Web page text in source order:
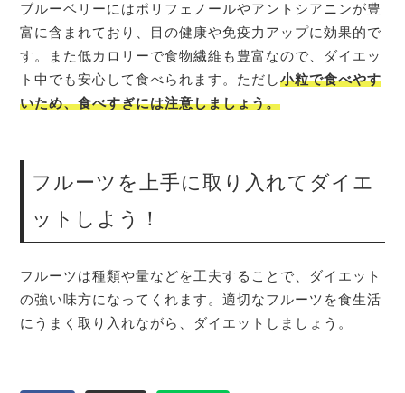
ブルーベリーにはポリフェノールやアントシアニンが豊
富に含まれており、目の健康や免疫力アップに効果的で
す。また低カロリーで食物繊維も豊富なので、ダイエッ
ト中でも安心して食べられます。ただし小粒で食べやす
いため、食べすぎには注意しましょう。
フルーツを上手に取り入れてダイエ
ットしよう！
フルーツは種類や量などを工夫することで、ダイエット
の強い味方になってくれます。適切なフルーツを食生活
にうまく取り入れながら、ダイエットしましょう。